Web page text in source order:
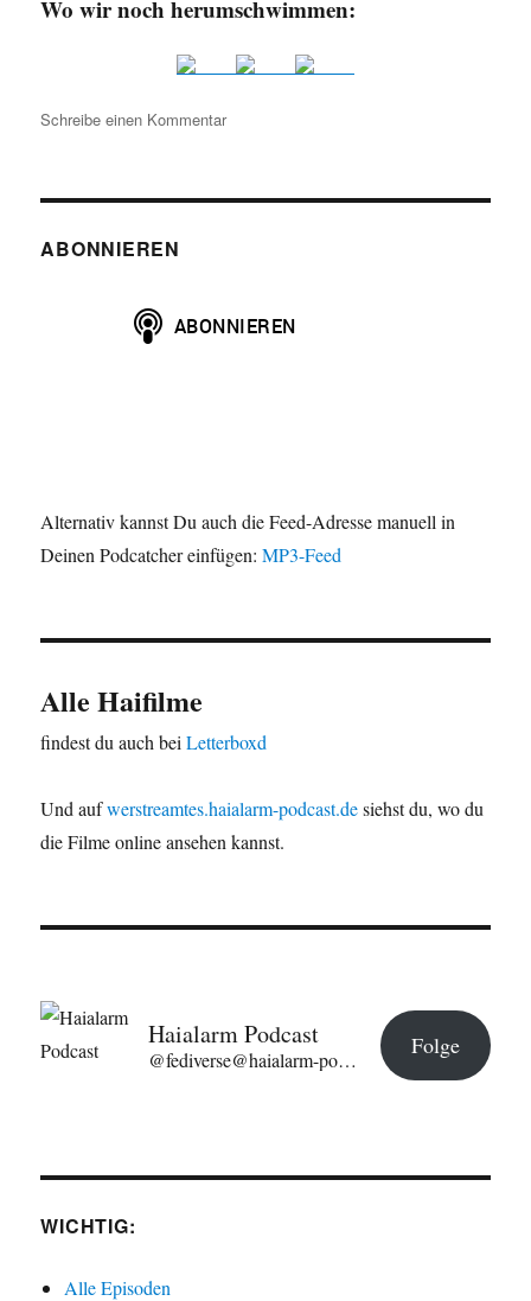
Wo wir noch herumschwimmen:
Schreibe einen Kommentarzu
ABONNIEREN
Alternativ kannst Du auch die Feed-Adresse manuell in
Deinen Podcatcher einfügen:MP3-Feed
Alle Haifilme
findest du auch beiLetterboxd
Und aufwerstreamtes.haialarm-podcast.desiehst du, wo du
die Filme online ansehen kannst.
Haialarm Podcast
@fediverse@haialarm-podcast.de
Folge
WICHTIG:
Alle Episoden